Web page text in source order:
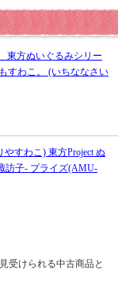
東方ぬいぐるみシリー
すわこ。 (いちななさい
すわこ) 東方Project ぬ
訪子- プライズ(AMU-
受けられる中古商品と